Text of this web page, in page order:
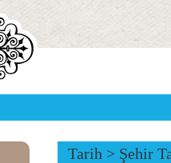
Tarih > Şehir